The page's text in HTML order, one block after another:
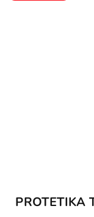
PROTETIKA